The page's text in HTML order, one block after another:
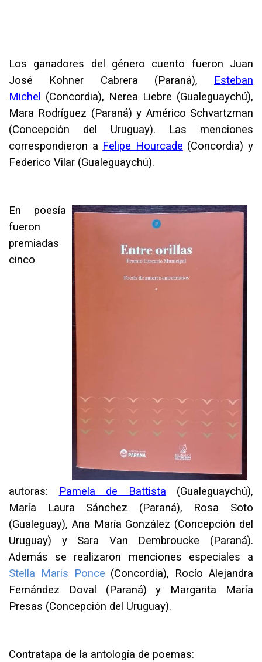
Los ganadores del género cuento fueron Juan
José Kohner Cabrera (Paraná), Esteban
Michel
(Concordia), Nerea Liebre (Gualeguaychú),
Mara Rodríguez (Paraná) y Américo Schvartzman
(Concepción del Uruguay). Las menciones
correspondieron a Felipe Hourcade (Concordia) y
Federico Vilar (Gualeguaychú).
En poesía
fueron
premiadas
cinco
autoras: Pamela de Battista (Gualeguaychú),
María Laura Sánchez (Paraná), Rosa Soto
(Gualeguay), Ana María González (Concepción del
Uruguay) y Sara Van Dembroucke (Paraná).
Además se realizaron menciones especiales a
Stella Maris Ponce (Concordia), Rocío Alejandra
Fernández Doval (Paraná) y Margarita María
Presas (Concepción del Uruguay).
Contratapa de la antología de poemas: